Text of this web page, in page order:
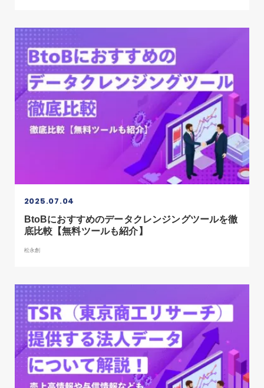
2025.07.04
BtoBにおすすめのデータクレンジングツールを徹
底比較【無料ツールも紹介】
松永創